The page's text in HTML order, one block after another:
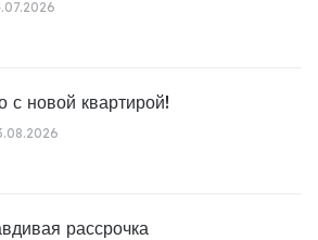
с новой квартирой!
рассрочка